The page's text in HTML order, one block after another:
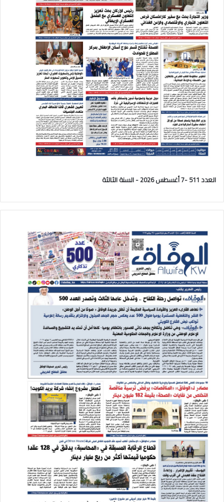
العدد 511 -7 أغسطس 2026 - السنة الثالثة